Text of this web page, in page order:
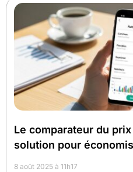
Le comparateur du
solution pour
8 août 2025 à 11h17